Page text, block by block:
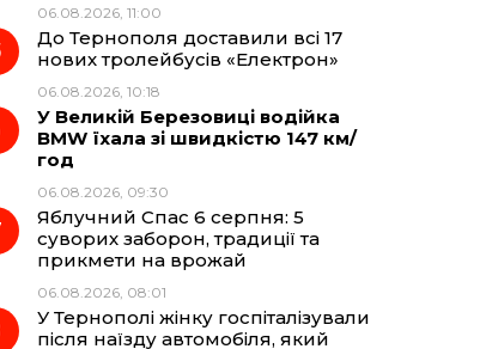
06.08.2026, 11:00
До Тернополя доставили всі 17
нових тролейбусів «Електрон»
06.08.2026, 10:18
У Великій Березовиці водійка
BMW їхала зі швидкістю 147 км/
год
06.08.2026, 09:30
Яблучний Спас 6 серпня: 5
суворих заборон, традиції та
прикмети на врожай
06.08.2026, 08:01
У Тернополі жінку госпіталізували
після наїзду автомобіля, який